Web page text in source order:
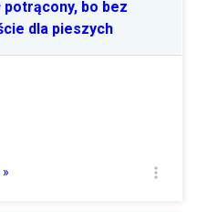
potrącony, bo bez
dla pieszych